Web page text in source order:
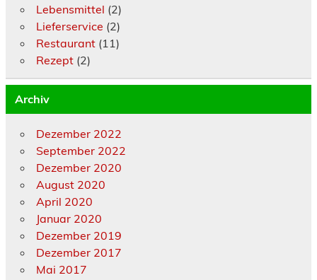
Lebensmittel (2)
Lieferservice (2)
Restaurant(11)
Rezept(2)
Archiv
Dezember 2022
September 2022
Dezember 2020
August 2020
April 2020
Januar 2020
Dezember 2019
Dezember 2017
Mai 2017